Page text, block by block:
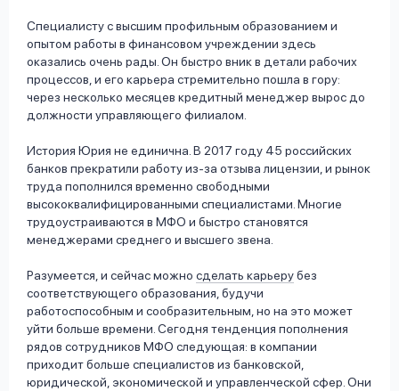
Специалисту с высшим профильным образованием и
опытом работы в финансовом учреждении здесь
оказались очень рады. Он быстро вник в детали рабочих
процессов, и его карьера стремительно пошла в гору:
через несколько месяцев кредитный менеджер вырос до
должности управляющего филиалом.
История Юрия не единична. В 2017 году 45 российских
банков прекратили работу из-за отзыва лицензии, и рынок
труда пополнился временно свободными
высококвалифицированными специалистами. Многие
трудоустраиваются в МФО и быстро становятся
менеджерами среднего и высшего звена.
Разумеется, и сейчас можно сделать карьерубез
соответствующего образования, будучи
работоспособным и сообразительным, но на это может
уйти больше времени. Сегодня тенденция пополнения
рядов сотрудников МФО следующая: в компании
приходит больше специалистов из банковской,
юридической, экономической и управленческой сфер. Они